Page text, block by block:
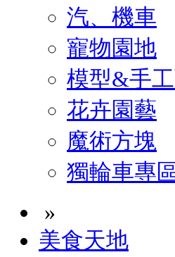
汽、機車
寵物園地
模型&手
花卉園藝
魔術方塊
獨輪車專
»
美食天地